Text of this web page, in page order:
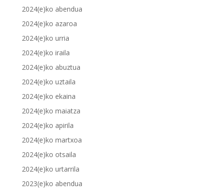
2024(e)ko abendua
2024(e)ko azaroa
2024(e)ko urria
2024(e)ko iraila
2024(e)ko abuztua
2024(e)ko uztaila
2024(e)ko ekaina
2024(e)ko maiatza
2024(e)ko apirila
2024(e)ko martxoa
2024(e)ko otsaila
2024(e)ko urtarrila
2023(e)ko abendua